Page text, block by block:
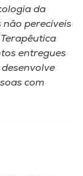
da
perecíveis
entregues
com